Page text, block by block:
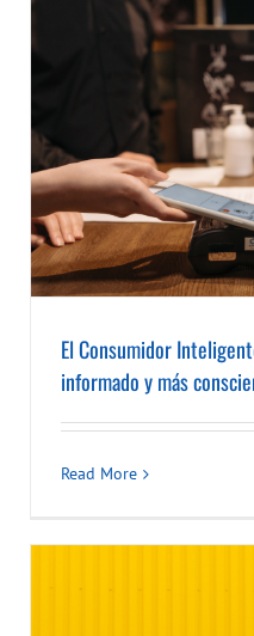
El Consumidor
informado y más
Read More